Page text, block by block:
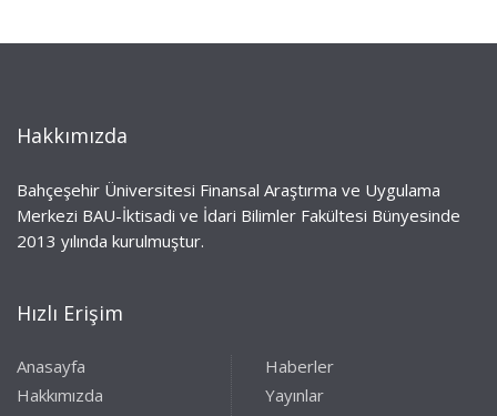
Hakkımızda
Bahçeşehir Üniversitesi Finansal Araştırma ve Uygulama
Merkezi BAU-İktisadi ve İdari Bilimler Fakültesi Bünyesinde
2013 yılında kurulmuştur.
Hızlı Erişim
Anasayfa
Hakkımızda
Haberler
Yayınlar